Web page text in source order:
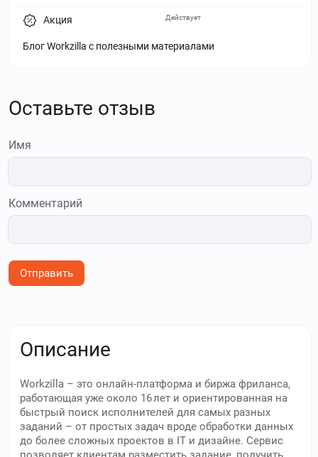
Акция
Блог Workzilla с полезными материалами
Действует
Оставьте отзыв
Имя
Комментарий
Отправить
Описание
Workzilla – это онлайн‑платформа и биржа фриланса,
работающая уже около 16 лет и ориентированная на
быстрый поиск исполнителей для самых разных
заданий – от простых задач вроде обработки данных
до более сложных проектов в IT и дизайне. Сервис